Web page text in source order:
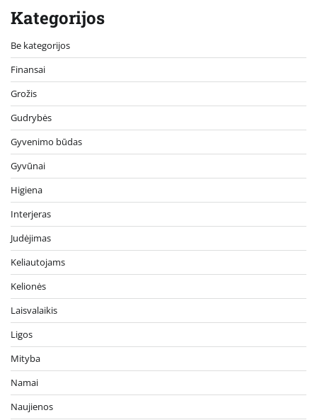
Kategorijos
Be kategorijos
Finansai
Grožis
Gudrybės
Gyvenimo būdas
Gyvūnai
Higiena
Interjeras
Judėjimas
Keliautojams
Kelionės
Laisvalaikis
Ligos
Mityba
Namai
Naujienos